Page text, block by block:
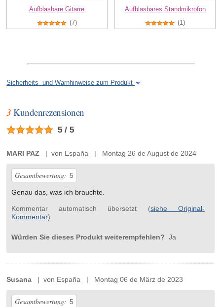
Aufblasbare Gitarre
(7)
Aufblasbares Standmikrofon
(1)
Sicherheits- und Warnhinweise zum Produkt
3 Kundenrezensionen
5 / 5
MARI PAZ | von España | Montag 26 de August de 2024
Gesamtbewertung: 5
Genau das, was ich brauchte.
Kommentar automatisch übersetzt (siehe Original-
Kommentar)
Würden Sie dieses Produkt weiterempfehlen? Ja
Susana | von España | Montag 06 de März de 2023
Gesamtbewertung: 5